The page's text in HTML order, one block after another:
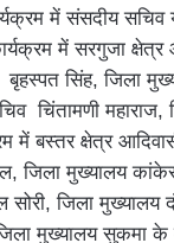
में संसदीय सचिव
में सरगुजा क्षेत्र
बृहस्पत सिंह, जिला
चिंतामणी महाराज,
बस्तर क्षेत्र
जिला मुख्यालय
जिला मुख्यालय
मुख्यालय सुकमा